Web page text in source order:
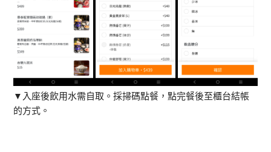
▼入座後飲用水需自取。採掃碼點餐，點完餐後至櫃台結帳
的方式。